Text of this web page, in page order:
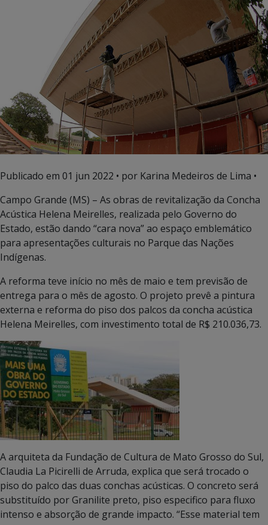
Publicado em 01 jun 2022 • por Karina Medeiros de Lima •
Campo Grande (MS) – As obras de revitalização da Concha
Acústica Helena Meirelles, realizada pelo Governo do
Estado, estão dando “cara nova” ao espaço emblemático
para apresentações culturais no Parque das Nações
Indígenas.
A reforma teve início no mês de maio e tem previsão de
entrega para o mês de agosto. O projeto prevê a pintura
externa e reforma do piso dos palcos da concha acústica
Helena Meirelles, com investimento total de R$ 210.036,73.
A arquiteta da Fundação de Cultura de Mato Grosso do Sul,
Claudia La Picirelli de Arruda, explica que será trocado o
piso do palco das duas conchas acústicas. O concreto será
substituído por Granilite preto, piso especifico para fluxo
intenso e absorção de grande impacto. “Esse material tem